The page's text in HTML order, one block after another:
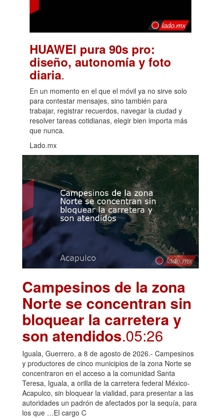
HUAWEI pura 90s pro:
diseño, autonomía y foto
diaria.
En un momento en el que el móvil ya no sirve solo
para contestar mensajes, sino también para
trabajar, registrar recuerdos, navegar la ciudad y
resolver tareas cotidianas, elegir bien importa más
que nunca.
Lado.mx
Campesinos de la zona
Norte se concentran sin
bloquear la carretera y
son atendidos.05:26
Iguala, Guerrero, a 8 de agosto de 2026.- Campesinos
y productores de cinco municipios de la zona Norte se
concentraron en el acceso a la comunidad Santa
Teresa, Iguala, a orilla de la carretera federal México-
Acapulco, sin bloquear la vialidad, para presentar a las
autoridades un padrón de afectados por la sequía, para
los que …El cargo C